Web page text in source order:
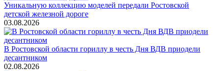
Уникальную коллекцию моделей передали Ростовской
детской железной дороге
03.08.2026
В Ростовской области гориллу в честь Дня ВДВ приодели
десантником
02.08.2026